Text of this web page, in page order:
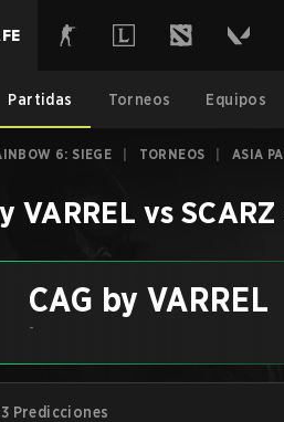
Partidas Torneos Equipos
6: SIEGE TORNEOS ASIA
VARREL vs SCARZ
CAG by VARREL
-
Predicciones